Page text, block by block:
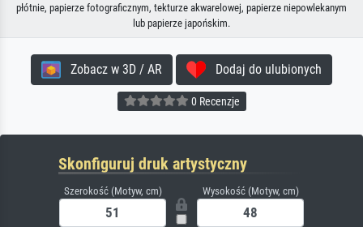
płótnie, papierze fotograficznym, tekturze akwarelowej, papierze niepowlekanym
lub papierze japońskim.
Zobacz w 3D / AR Dodaj do ulubionych
0 Recenzje
Skonfiguruj druk artystyczny
Szerokość (Motyw, cm) Wysokość (Motyw, cm)